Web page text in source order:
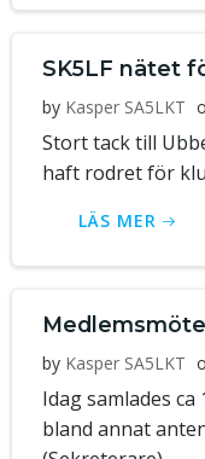
SK5LF nätet
by Kasper SA5LKT
Stort tack till
haft rodret för
LÄS MER
by Kasper SA5LKT
Idag samlades
bland annat